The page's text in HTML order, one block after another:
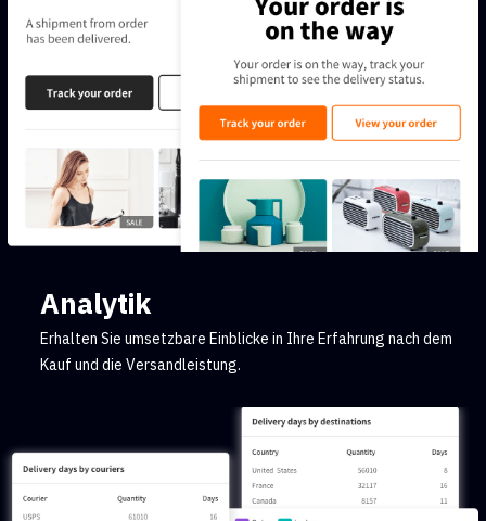
Analytik
Erhalten Sie umsetzbare Einblicke in Ihre Erfahrung nach dem
Kauf und die Versandleistung.